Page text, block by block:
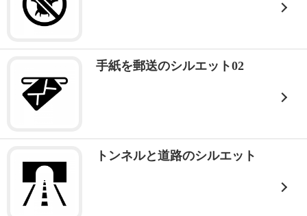
手紙を郵送のシルエット02
トンネルと道路のシルエット